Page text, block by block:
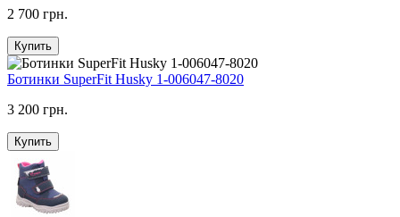
2 700 грн.
Купить
Ботинки SuperFit Husky 1-006047-8020
3 200 грн.
Купить